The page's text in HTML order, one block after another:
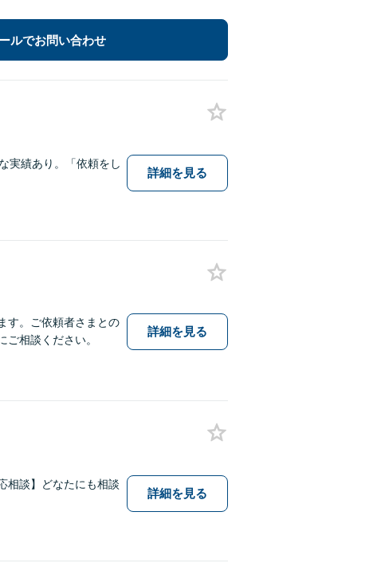
ルでお問い合わせ
実績あり。「依頼をし
詳細を見る
す。ご依頼者さまとの
相談ください。
詳細を見る
相談】どなたにも相談
詳細を見る